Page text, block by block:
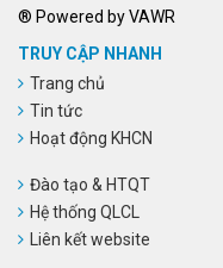
® Powered by VAWR
TRUY CẬP NHANH
Trang chủ
Tin tức
Hoạt động KHCN
Đào tạo & HTQT
Hệ thống QLCL
Liên kết website